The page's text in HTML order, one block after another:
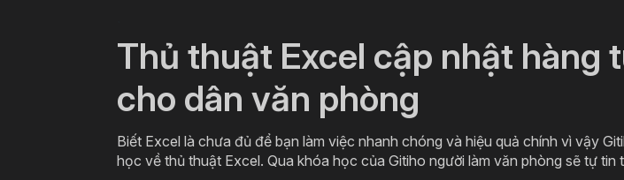
Thủ thuật Excel cập nhật hàng
cho dân văn phòng
Biết Excel là chưa đủ để bạn làm việc nhanh chóng và hiệu quả chính vì vậy
học về thủ thuật Excel. Qua khóa học của Gitiho người làm văn phòng sẽ tự tin